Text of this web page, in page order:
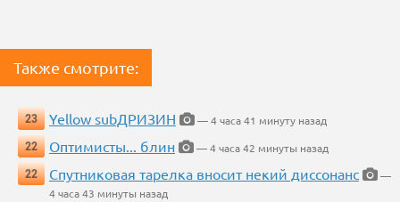
Также смотрите:
23 Yellow subДРИЗИН
— 4 часа 41 минуту назад
22
Оптимисты... блин
— 4 часа 42 минуты назад
22
Спутниковая тарелка вносит некий диссонанс
—
4 часа 43 минуты назад